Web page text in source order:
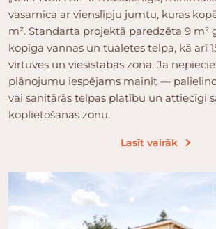
vasarnīca ar vienslīpju jumtu, kuras
m². Standarta projektā paredzēta 9 m²
kopīga vannas un tualetes telpa, kā arī
virtuves un viesistabas zona. Ja
plānojumu iespējams mainīt —
vai sanitārās telpas platību un attiecīgi
koplietošanas zonu.
Lasīt vairāk